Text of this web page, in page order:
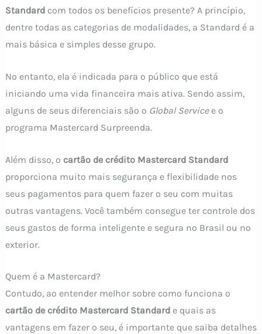
Standard com todos os benefícios presente? A princípio,
dentre todas as categorias de modalidades, a Standard é a
mais básica e simples desse grupo.
No entanto, ela é indicada para o público que está
iniciando uma vida financeira mais ativa. Sendo assim,
alguns de seus diferenciais são o Global Servicee o
programa Mastercard Surpreenda.
Além disso, o cartão de crédito Mastercard Standard
proporciona muito mais segurança e flexibilidade nos
seus pagamentos para quem fazer o seu com muitas
outras vantagens. Você também consegue ter controle dos
seus gastos de forma inteligente e segura no Brasil ou no
exterior.
Quem é a Mastercard?
Contudo, ao entender melhor sobre como funciona o
cartão de crédito Mastercard Standard e quais as
vantagens em fazer o seu, é importante que saiba detalhes